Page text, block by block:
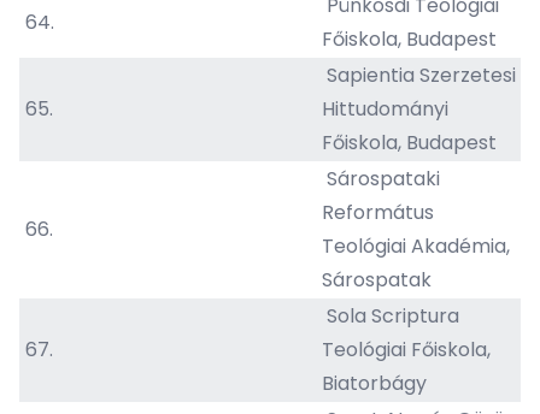
64.
Főiskola, Budapest
65.
Sapientia Szerzetesi
Hittudományi
Főiskola, Budapest
66.
Sárospataki
Református
Teológiai Akadémia,
Sárospatak
67.
Sola Scriptura
Teológiai Főiskola,
Biatorbágy